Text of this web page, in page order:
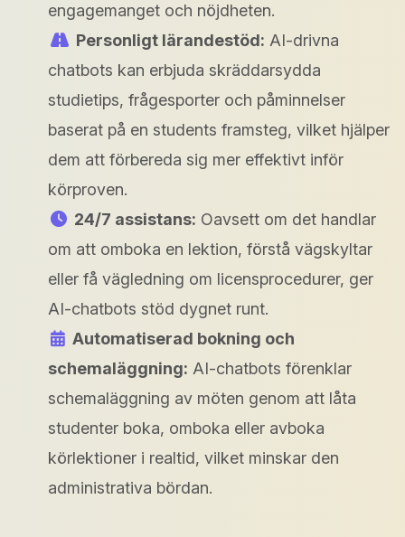
engagemanget och nöjdheten.
Personligt lärandestöd: AI-drivna
chatbots kan erbjuda skräddarsydda
studietips, frågesporter och påminnelser
baserat på en students framsteg, vilket hjälper
dem att förbereda sig mer effektivt inför
körproven.
24/7 assistans: Oavsett om det handlar
om att omboka en lektion, förstå vägskyltar
eller få vägledning om licensprocedurer, ger
AI-chatbots stöd dygnet runt.
Automatiserad bokning och
schemaläggning: AI-chatbots förenklar
schemaläggning av möten genom att låta
studenter boka, omboka eller avboka
körlektioner i realtid, vilket minskar den
administrativa bördan.